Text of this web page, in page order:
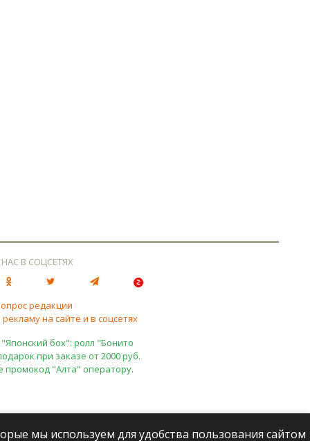
В СОЦСЕТЯХ
редакции
на сайте и в соцсетях
бох": ролл "Бонито
при заказе от 2000 руб.
промокод "Алта" оператору.
мы используем для удобства пользования сайтом